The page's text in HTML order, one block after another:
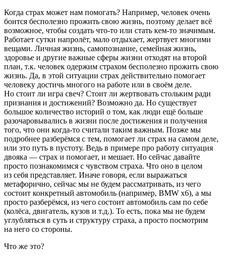
Когда страх может нам помогать? Например, человек очень
боится бесполезно прожить свою жизнь, поэтому делает всё
возможное, чтобы создать что-то или стать кем-то значимым.
Работает сутки напролёт, мало отдыхает, жертвует многими
вещами. Личная жизнь, самопознание, семейная жизнь,
здоровье и другие важные сферы жизни отходят на второй
план, т.к. человек одержим страхом бесполезно прожить свою
жизнь. Да, в этой ситуации страх действительно помогает
человеку достичь многого на работе или в своём деле.
Но стоит ли игра свеч? Стоит ли жертвовать стольким ради
признания и достижений? Возможно да. Но существует
большое количество историй о том, как люди ещё больше
разочаровывались в жизни после достижения и получения
того, что они когда-то считали таким важным. Позже мы
подробнее разберёмся с тем, помогает ли страх на самом деле,
или это путь в пустоту. Ведь в примере про работу ситуация
двояка — страх и помогает, и мешает. Но сейчас давайте
просто познакомимся с чувством страха. Что оно в целом
из себя представляет. Иначе говоря, если выражаться
метафорично, сейчас мы не будем рассматривать, из чего
состоит конкретный автомобиль (например, BMW x6), а мы
просто разберёмся, из чего состоит автомобиль сам по себе
(колёса, двигатель, кузов и т.д.). То есть, пока мы не будем
углубляться в суть и структуру страха, а просто посмотрим
на него со стороны.
Что же это?